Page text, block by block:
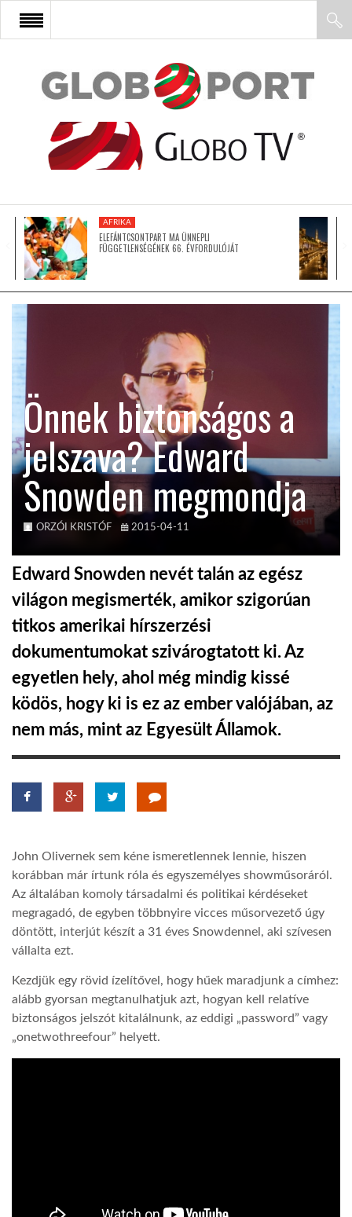
FŐOLDAL
AFRIKA
ÁZSIA
LATIN-AMERIKA
KÖZEL-KELET
AUSZTRÁLIA
A VILÁG ITTHON
HÍR3D
TROPICALMAGAZIN
A NAP SZÉPE
LINKTR.EE
GLOBOZSARU
DOBRAVERO.HU
AFRIKA
ELEFÁNTCSONTPART MA ÜNNEPLI
FÜGGETLENSÉGÉNEK 66. ÉVFORDULÓJÁT
Önnek biztonságos a
jelszava? Edward
Snowden megmondja
ORZÓI KRISTÓF 2015-04-11
Edward Snowden nevét talán az egész
világon megismerték, amikor szigorúan
titkos amerikai hírszerzési
dokumentumokat szivárogtatott ki. Az
egyetlen hely, ahol még mindig kissé
ködös, hogy ki is ez az ember valójában, az
nem más, mint az Egyesült Államok.
John Olivernek sem kéne ismeretlennek lennie, hiszen
korábban már írtunk róla és egyszemélyes showműsoráról.
Az általában komoly társadalmi és politikai kérdéseket
megragadó, de egyben többnyire vicces műsorvezető úgy
döntött, interjút készít a 31 éves Snowdennel, aki szívesen
vállalta ezt.
Kezdjük egy rövid ízelítővel, hogy hűek maradjunk a címhez:
alább gyorsan megtanulhatjuk azt, hogyan kell relatíve
biztonságos jelszót kitalálnunk, az eddigi „password” vagy
„onetwothreefour” helyett.